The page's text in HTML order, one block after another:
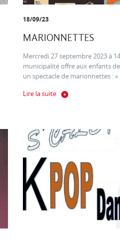
18/09/23
MARIONNETTES
Mercredi 27 septembre 2023 à
municipalité offre aux enfants
un spectacle de marionnettes : «
Lire la suite